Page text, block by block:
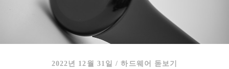
2022년 12월 31일 /하드웨어 돋보기